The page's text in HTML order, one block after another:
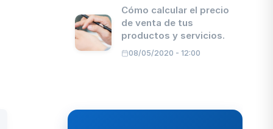
Cómo calcular el precio
de venta de tus
productos y servicios.
08/05/2020 - 12:00